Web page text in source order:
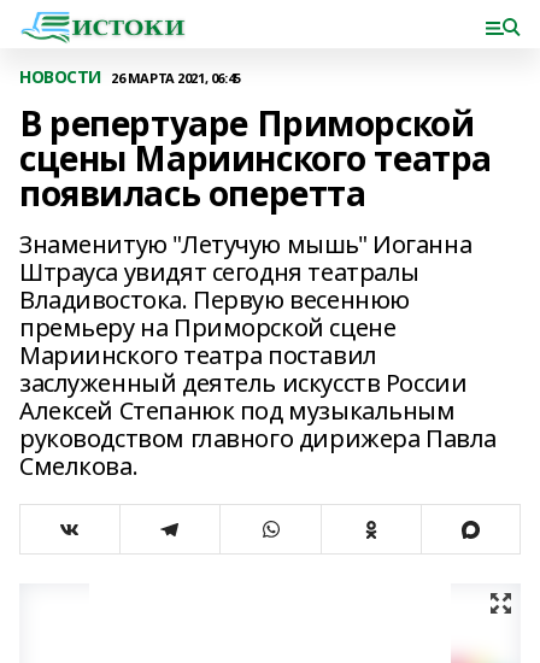
НОВОСТИ 26 МАРТА 2021, 06:45
В репертуаре Приморской
сцены Мариинского театра
появилась оперетта
Знаменитую "Летучую мышь" Иоганна
Штрауса увидят сегодня театралы
Владивостока. Первую весеннюю
премьеру на Приморской сцене
Мариинского театра поставил
заслуженный деятель искусств России
Алексей Степанюк под музыкальным
руководством главного дирижера Павла
Смелкова.